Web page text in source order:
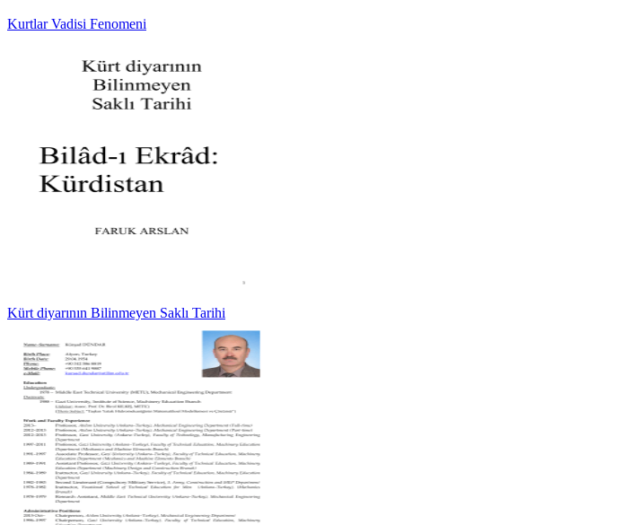
Kurtlar Vadisi Fenomeni
Kürt diyarının Bilinmeyen Saklı Tarihi